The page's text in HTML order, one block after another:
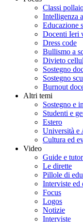
Classi
Intelligenza
Educazione
Docenti Ieri
Dress code
Bullismo a
Divieto
Sostegno
Sostegno
Burnout
Altri temi
Sostegno e
Studenti e
Estero
Università e
Cultura ed
Video
Guide e
Le dirette
Pillole di
Interviste ed
Focus
Logos
Notizie
Interviste